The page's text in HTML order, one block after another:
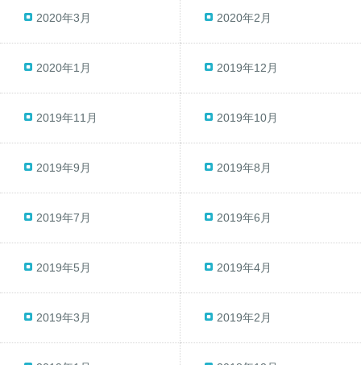
2020年3月 2020年2月
2020年1月 2019年12月
2019年11月 2019年10月
2019年9月 2019年8月
2019年7月 2019年6月
2019年5月 2019年4月
2019年3月 2019年2月